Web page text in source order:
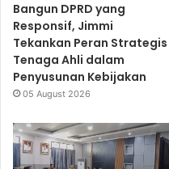
Bangun DPRD yang
Responsif, Jimmi
Tekankan Peran Strategis
Tenaga Ahli dalam
Penyusunan Kebijakan
05 August 2026